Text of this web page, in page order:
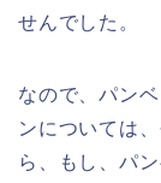
せんでした。
なので、パン
ンについては
ら、もし、パ